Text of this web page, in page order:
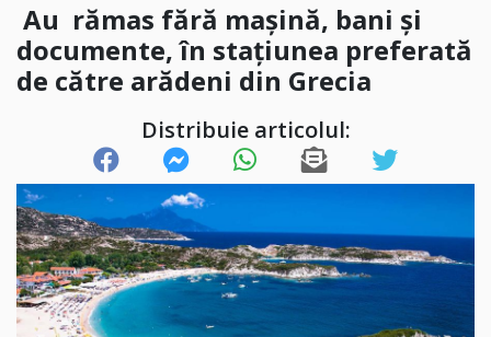
Au rămas fără mașină, bani și
documente, în stațiunea preferată
de către arădeni din Grecia
Distribuie articolul: